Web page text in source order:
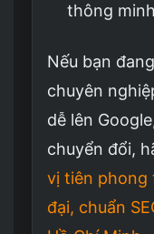
thông
Nếu bạn
chuyên
dễ lên
chuyển đổi,
vị tiên phong
đại, chuẩn